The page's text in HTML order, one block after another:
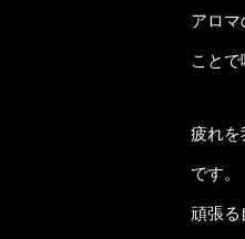
アロ
こと
疲れを
です。
頑張る